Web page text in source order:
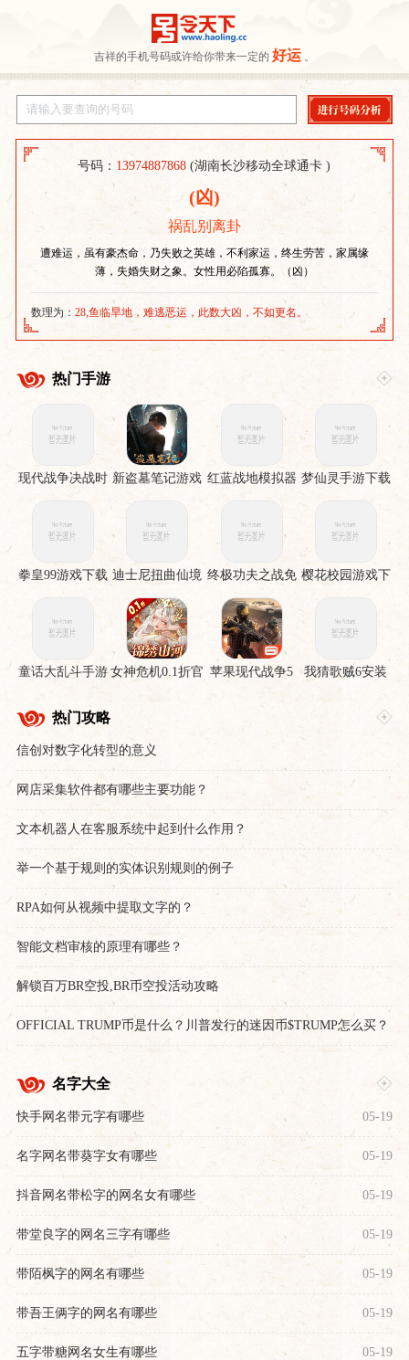
吉祥的手机号码或许给你带来一定的 好运 。
号码： 13974887868 (湖南长沙移动全球通卡 )
(凶)
祸乱别离卦
遭难运，虽有豪杰命，乃失败之英雄，不利家运，终生劳苦，家属缘
薄，失婚失财之象。女性用必陷孤寡。（凶）
数理为：28,鱼临旱地，难逃恶运，此数大凶，不如更名。
热门手游
现代战争决战时
刻手机版
新盗墓笔记游戏 红蓝战地模拟器
手游
梦仙灵手游下载
拳皇99游戏下载 迪士尼扭曲仙境 终极功夫之战免
费版
樱花校园游戏下
童话大乱斗手游 女神危机0.1折官 苹果现代战争5
眩晕风暴破解直
裝版
我猜歌贼6安装
热门攻略
信创对数字化转型的意义
网店采集软件都有哪些主要功能？
文本机器人在客服系统中起到什么作用？
举一个基于规则的实体识别规则的例子
RPA如何从视频中提取文字的？
智能文档审核的原理有哪些？
解锁百万BR空投,BR币空投活动攻略
OFFICIAL TRUMP币是什么？川普发行的迷因币$TRUMP怎么买？
未来如何？
名字大全
快手网名带元字有哪些 05-19
名字网名带葵字女有哪些 05-19
抖音网名带松字的网名女有哪些 05-19
带堂良字的网名三字有哪些 05-19
带陌枫字的网名有哪些 05-19
带吾王俩字的网名有哪些 05-19
五字带糖网名女生有哪些 05-19